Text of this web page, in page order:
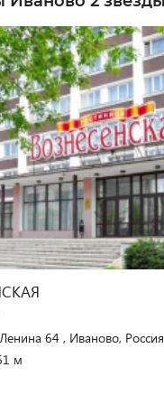
64 , Иваново, Россия
м